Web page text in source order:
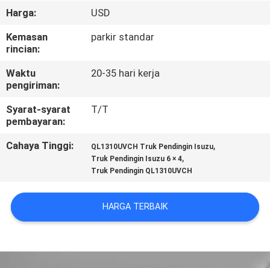
HUBUNGI
KASUS-
KASUS
SITEMAP
PRIVASI
Harga:
USD
Kemasan
rincian:
parkir standar
Waktu
pengiriman:
20-35 hari kerja
Syarat-syarat
pembayaran:
T/T
Cahaya Tinggi: QL1310UVCH Truk Pendingin Isuzu,
Truk Pendingin Isuzu 6 × 4,
Truk Pendingin QL1310UVCH
HARGA TERBAIK